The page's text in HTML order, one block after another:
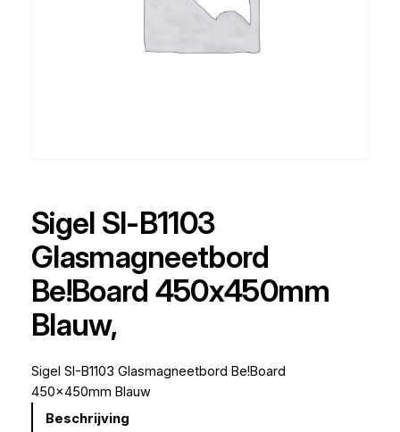
Sigel SI-B1103
Glasmagneetbord
Be!Board 450x450mm
Blauw,
Sigel SI-B1103 Glasmagneetbord Be!Board
450x450mm Blauw
Beschrijving